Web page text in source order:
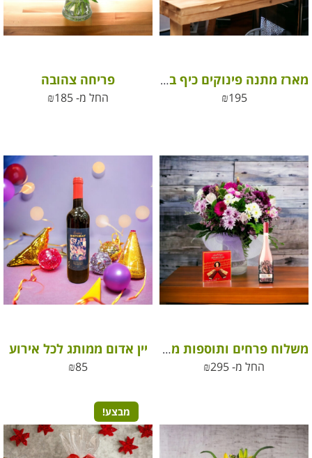
מארז מתנה פינוקים כיף בבית
₪195
פריחה צהובה
החל מ- ₪185
משלוח פרחים ותוספות מפנקות
החל מ-
₪295
יין אדום ממותג לכל אירוע
₪85
מבצע!